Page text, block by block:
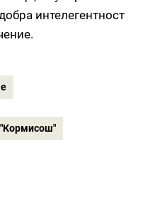
интелегентност